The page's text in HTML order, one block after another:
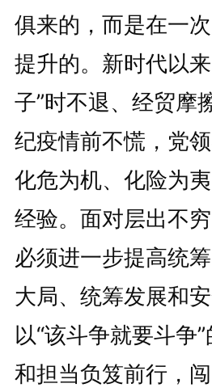
俱来的，而是在一
提升的。新时代以
子”时不退、经贸摩
纪疫情前不慌，党
化危为机、化险为
经验。面对层出不
必须进一步提高统
大局、统筹发展和
以“该斗争就要斗争
和担当负笈前行，